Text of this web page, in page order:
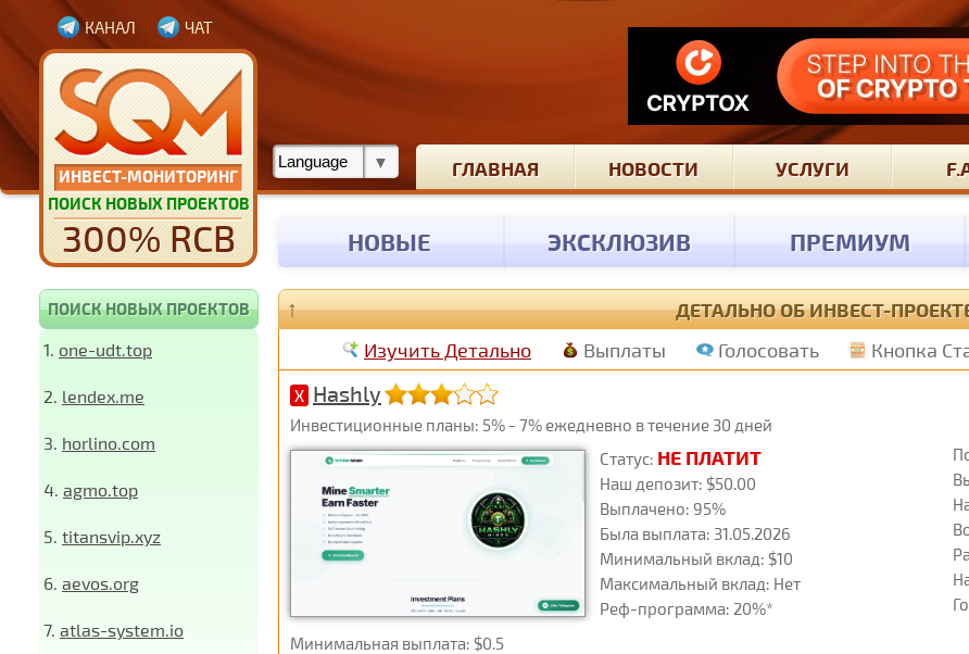
ИНВЕСТ-МОНИТОРИНГ
ПОИСК НОВЫХ ПРОЕКТОВ
300% RCB
КАНАЛ ЧАТ
ГЛАВНАЯ НОВОСТИ УСЛУГИ
НОВЫЕ ЭКСКЛЮЗИВ ПРЕМИУМ
ПОИСК НОВЫХ ПРОЕКТОВ
1. one-udt.top
2. lendex.me
3. horlino.com
4. agmo.top
5. titansvip.xyz
6. aevos.org
7. atlas-system.io
↑ ДЕТАЛЬНО ОБ ИНВЕСТ-ПРОЕКТЕ
Изучить Детально Выплаты Голосовать Кнопка
X Hashly
Инвестиционные планы: 5% - 7% ежедневно в течение 30 дней
Статус: НЕ ПЛАТИТ
Наш депозит: $50.00
Выплачено: 95%
Была выплата: 31.05.2026
Минимальный вклад: $10
Максимальный вклад: Нет
Реф-программа: 20%*
Минимальная выплата: $0.5